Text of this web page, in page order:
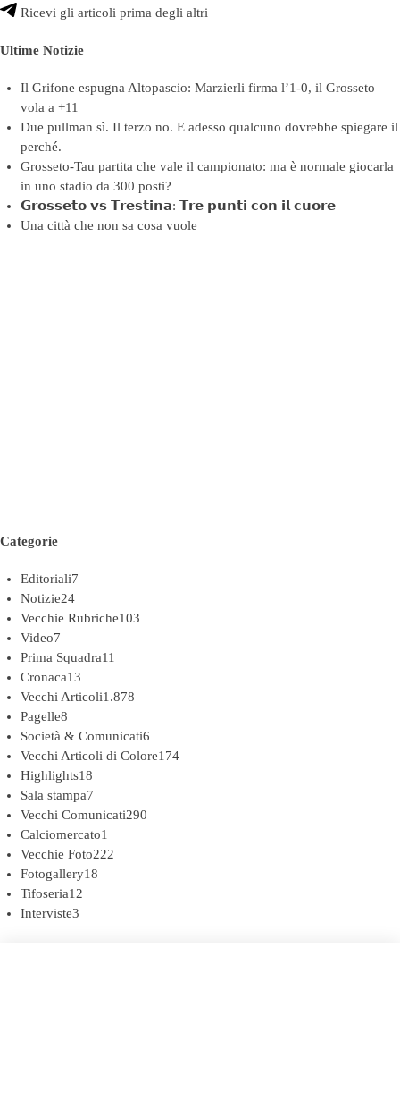
Ricevi gli articoli prima degli altri
Ultime Notizie
Il Grifone espugna Altopascio: Marzierli firma l’1-0, il Grosseto
vola a +11
Due pullman sì. Il terzo no. E adesso qualcuno dovrebbe spiegare il
perché.
Grosseto-Tau partita che vale il campionato: ma è normale giocarla
in uno stadio da 300 posti?
𝗚𝗿𝗼𝘀𝘀𝗲𝘁𝗼 𝘃𝘀 𝗧𝗿𝗲𝘀𝘁𝗶𝗻𝗮: 𝗧𝗿𝗲 𝗽𝘂𝗻𝘁𝗶 𝗰𝗼𝗻 𝗶𝗹 𝗰𝘂𝗼𝗿𝗲
Una città che non sa cosa vuole
Categorie
Editoriali7
Notizie24
Vecchie Rubriche103
Video7
Prima Squadra11
Cronaca13
Vecchi Articoli1.878
Pagelle8
Società & Comunicati6
Vecchi Articoli di Colore174
Highlights18
Sala stampa7
Vecchi Comunicati290
Calciomercato1
Vecchie Foto222
Fotogallery18
Tifoseria12
Interviste3